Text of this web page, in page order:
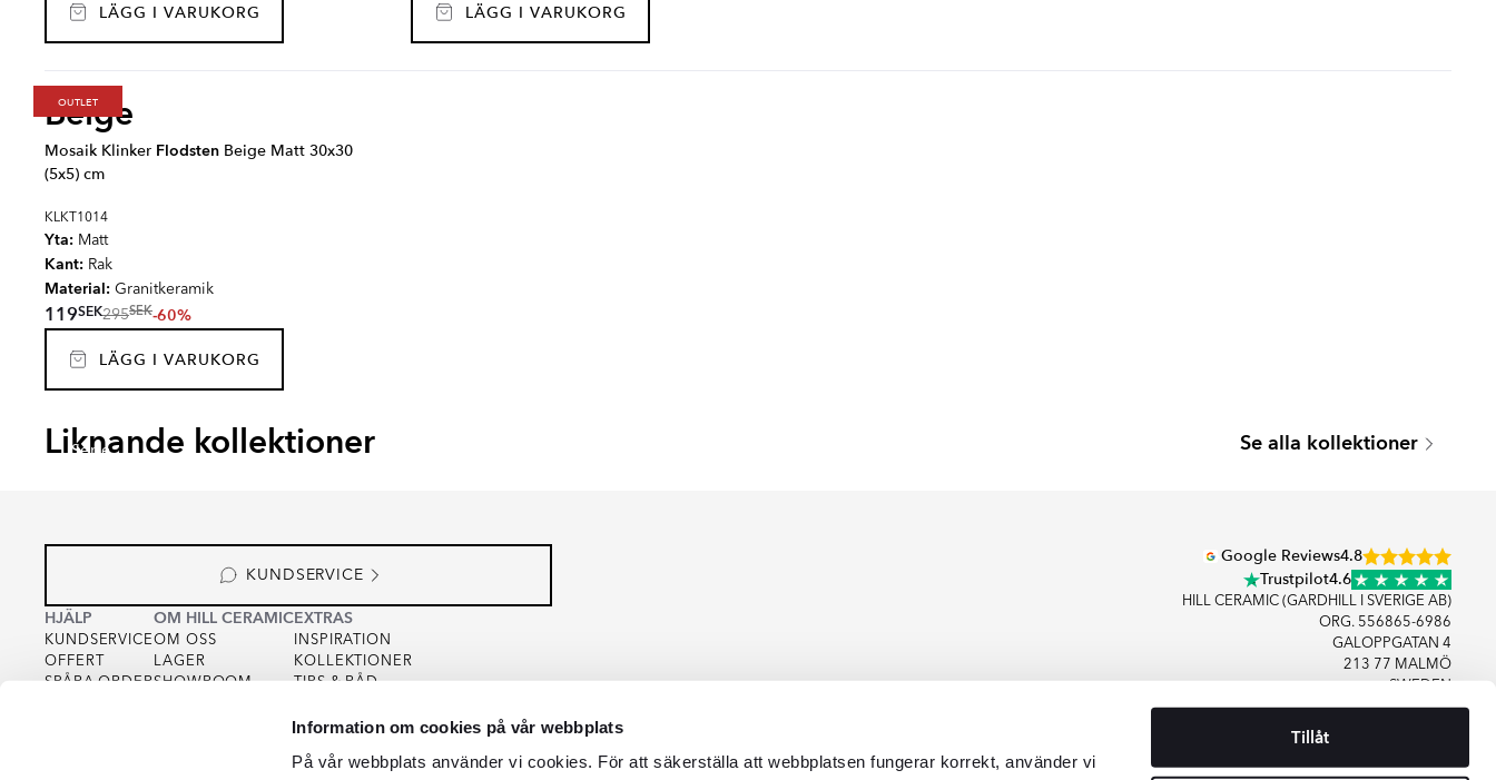
Information om cookies på vår webbplats
På vår webbplats använder vi cookies. För att säkerställa att webbplatsen fungerar korrekt, använder vi
Tillåt
LÄGG I VARUKORG LÄGG I VARUKORG
Beige
OUTLET
Mosaik Klinker Flodsten Beige Matt 30x30
(5x5) cm
KLKT1014
Yta: Matt
Kant: Rak
Material: Granitkeramik
119SEK295SEK-60%
LÄGG I VARUKORG
Liknande kollektioner Se alla kollektioner
Serie
KUNDSERVICE
HJÄLP
KUNDSERVICE
OFFERT
SPÅRA ORDER
OM HILL CERAMIC
OM OSS
LAGER
SHOWROOM
EXTRAS
INSPIRATION
KOLLEKTIONER
TIPS & RÅD
COOKIEPOLICY
Google Reviews4.8
Trustpilot4.6
HILL CERAMIC (GARDHILL I SVERIGE AB)
ORG. 556865-6986
GALOPPGATAN 4
213 77 MALMÖ
SWEDEN
KONTAKTA OSS